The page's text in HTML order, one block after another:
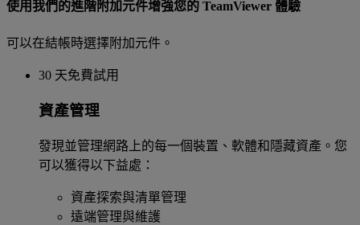
使用我們的進階附加元件增強您的 TeamViewer 體驗
可以在結帳時選擇附加元件。
30 天免費試用
資產管理
發現並管理網路上的每一個裝置、軟體和隱藏資產。您
可以獲得以下益處：
資產探索與清單管理
遠端管理與維護